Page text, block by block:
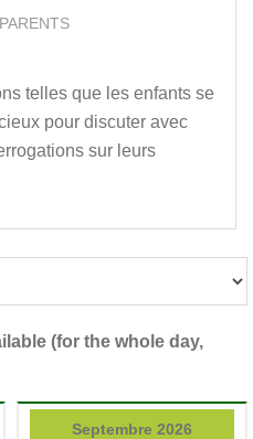
telles que les enfants se
pour discuter avec
sur leurs
(for the whole day,
Septembre 2026